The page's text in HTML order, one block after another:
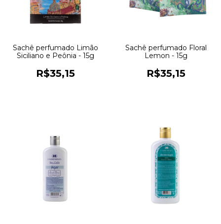
Sachê perfumado Limão
Siciliano e Peônia - 15g
R$35,15
Sachê perfumado Floral
Lemon - 15g
R$35,15